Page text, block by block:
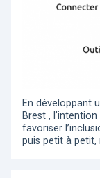
En développant
Brest ,
favoriser
puis petit à petit,